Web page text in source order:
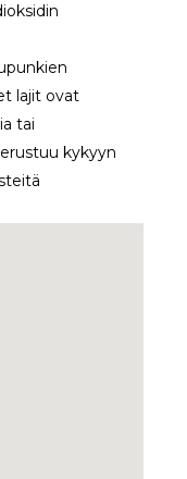
lajit ovat
tai
kykyyn